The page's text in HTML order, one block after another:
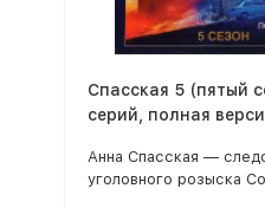
Спасская 5 (пятый
серий, полная
Анна Спасская —
уголовного розыска